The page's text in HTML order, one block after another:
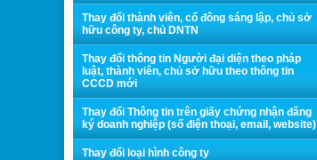
Thay đổi thành viên, cổ đông sáng lập, chủ sở
hữu công ty, chủ DNTN
Thay đổi thông tin Người đại diện theo pháp
luật, thành viên, chủ sở hữu theo thông tin
CCCD mới
Thay đổi Thông tin trên giấy chứng nhận đăng
ký doanh nghiệp (số điện thoại, email, website)
Thay đổi loại hình công ty